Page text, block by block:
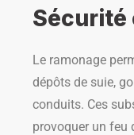
Sécurité
Le ramonage
dépôts de suie,
conduits. Ces
provoquer un feu